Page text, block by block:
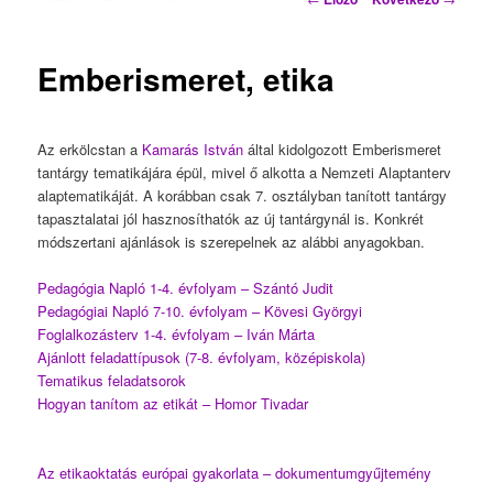
Emberismeret, etika
Az erkölcstan a Kamarás István által kidolgozott Emberismeret
tantárgy tematikájára épül, mivel ő alkotta a Nemzeti Alaptanterv
alaptematikáját. A korábban csak 7. osztályban tanított tantárgy
tapasztalatai jól hasznosíthatók az új tantárgynál is. Konkrét
módszertani ajánlások is szerepelnek az alábbi anyagokban.
Pedagógia Napló 1-4. évfolyam – Szántó Judit
Pedagógiai Napló 7-10. évfolyam – Kövesi Györgyi
Foglalkozásterv 1-4. évfolyam – Iván Márta
Ajánlott feladattípusok (7-8. évfolyam, középiskola)
Tematikus feladatsorok
Hogyan tanítom az etikát – Homor Tivadar
Az etikaoktatás európai gyakorlata – dokumentumgyűjtemény